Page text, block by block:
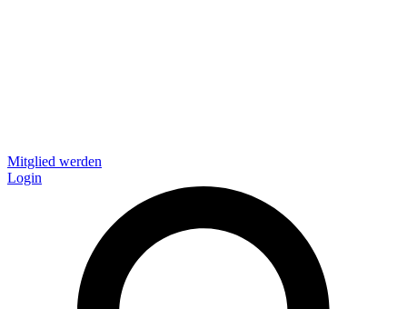
Mitglied werden
Login